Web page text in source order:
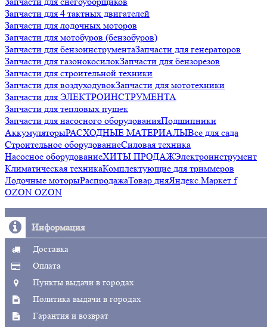
Запчасти для 4 тактных двигателей
Запчасти для лодочных моторов
Запчасти для мотобуров (бензобуров)
Запчасти для бензоинструментаЗапчасти для генераторов
Запчасти для газонокосилокЗапчасти для бензорезов
Запчасти для строительной техники
Запчасти для воздуходувокЗапчасти для мототехники
Запчасти для ЭЛЕКТРОИНСТРУМЕНТА
Запчасти для тепловых пушек
Запчасти для насосного оборудованияПодшипники
АккумуляторыРАСХОДНЫЕ МАТЕРИАЛЫВсе для сада
Строительное оборудованиеСиловая техника
Насосное оборудованиеХИТЫ ПРОДАЖЭлектроинструмент
Климатическая техникаКомплектующие для триммеров
Лодочные моторыРаспродажаТовар дняЯндекс.Маркет f
OZON OZON
Информация
Доставка
Оплата
Пункты выдачи в городах
Политика выдачи в городах
Гарантия и возврат